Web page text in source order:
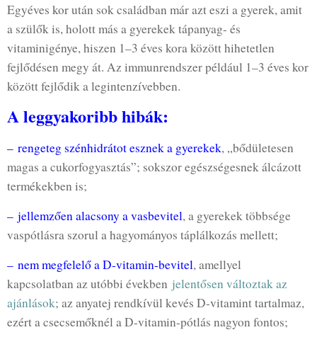
Egyéves kor után sok családban már azt eszi a gyerek, amit
a szülők is, holott más a gyerekek tápanyag- és
vitaminigénye, hiszen 1–3 éves kora között hihetetlen
fejlődésen megy át. Az immunrendszer például 1–3 éves kor
között fejlődik a legintenzívebben.
A leggyakoribb hibák:
– rengeteg szénhidrátot esznek a gyerekek, „bődületesen
magas a cukorfogyasztás”; sokszor egészségesnek álcázott
termékekben is;
– jellemzően alacsony a vasbevitel, a gyerekek többsége
vaspótlásra szorul a hagyományos táplálkozás mellett;
– nem megfelelő a D-vitamin-bevitel, amellyel
kapcsolatban az utóbbi években jelentősen változtak az
ajánlások; az anyatej rendkívül kevés D-vitamint tartalmaz,
ezért a csecsemőknél a D-vitamin-pótlás nagyon fontos;